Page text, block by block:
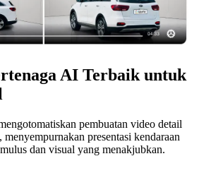
AI Terbaik untuk
pembuatan video detail
presentasi kendaraan
dan visual yang menakjubkan.